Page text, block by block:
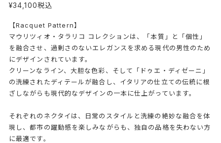
¥34,100税込
【Racquet Pattern】
マウリツィオ・タラリコ コレクションは、「本質」と「個性」
を融合させ、過剰さのないエレガンスを求める現代の男性のため
にデザインされています。
クリーンなライン、大胆な色彩、そして「ドゥエ・ディゼーニ」
の洗練されたディテールが融合し、イタリアの仕立ての伝統に根
ざしながらも現代的なデザインの一本に仕上がっています。
それぞれのネクタイは、日常のスタイルと洗練の絶妙な融合を体
現し、都市の躍動感を楽しみながらも、独自の品格を失わない方
に最適です。